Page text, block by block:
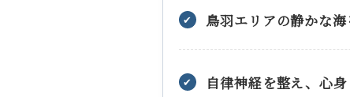
✔ 鳥羽エリアの静かな
✔ 自律神経を整え、心